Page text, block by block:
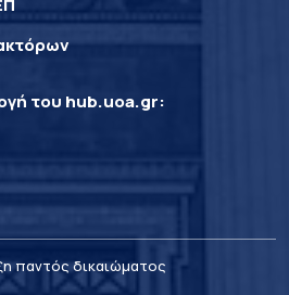
του hub.uoa.gr:
παντός δικαιώματος